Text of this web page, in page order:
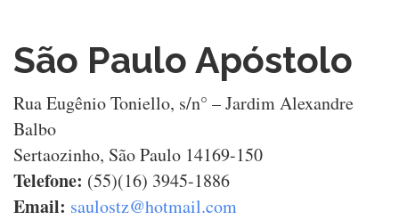
São Paulo Apóstolo
Rua Eugênio Toniello, s/n° – Jardim Alexandre
Balbo
Sertaozinho, São Paulo 14169-150
Telefone: (55)(16) 3945-1886
Email: saulostz@hotmail.com